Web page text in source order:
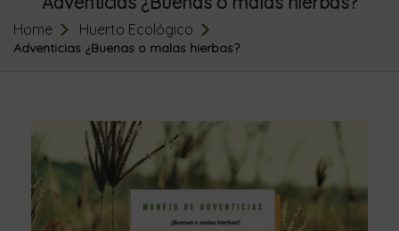
Home Huerto Ecológico
Adventicias ¿Buenas o malas hierbas?